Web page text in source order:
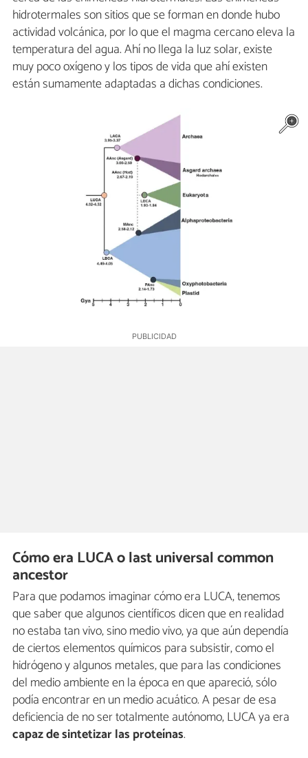
hidrotermales son sitios que se forman en donde hubo
actividad volcánica, por lo que el magma cercano eleva la
temperatura del agua. Ahí no llega la luz solar, existe
muy poco oxígeno y los tipos de vida que ahí existen
están sumamente adaptadas a dichas condiciones.
Cómo era LUCA o last universal common
ancestor
Para que podamos imaginar cómo era LUCA, tenemos
que saber que algunos científicos dicen que en realidad
no estaba tan vivo, sino medio vivo, ya que aún dependía
de ciertos elementos químicos para subsistir, como el
hidrógeno y algunos metales, que para las condiciones
del medio ambiente en la época en que apareció, sólo
podía encontrar en un medio acuático. A pesar de esa
deficiencia de no ser totalmente autónomo, LUCA ya era
capaz de sintetizar las proteínas.